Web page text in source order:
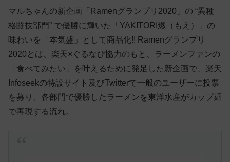
マルちゃんの新企画「Ramenグランプリ2020」の “異種
格闘技部門” で優勝に輝いた「YAKITORI燃（もえ）」の
味わいを「本気盛」として商品化!! Ramenグランプリ
2020とは、楽天×ぐるなび協力のもと、ラーメンファンの
「食べてみたい」を叶えるために発足した新企画で、楽天
Infoseekの特設サイト及びTwitterで一般のユーザーに投票
を募り、各部門で優勝したラーメンを東洋水産がカップ麺
で再現する流れ。